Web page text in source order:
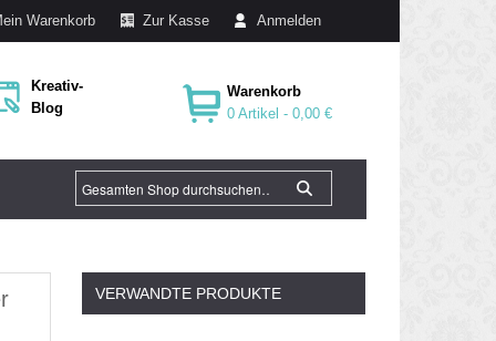
Warenkorb Zur Kasse Anmelden
Kreativ-
Blog
Warenkorb
0 Artikel -0,00 €
VERWANDTE PRODUKTE